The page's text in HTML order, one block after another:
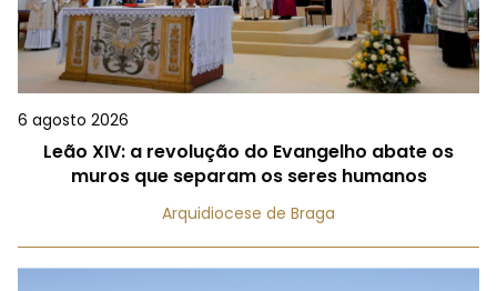
6 agosto 2026
Leão XIV: a revolução do Evangelho abate os
muros que separam os seres humanos
Arquidiocese de Braga